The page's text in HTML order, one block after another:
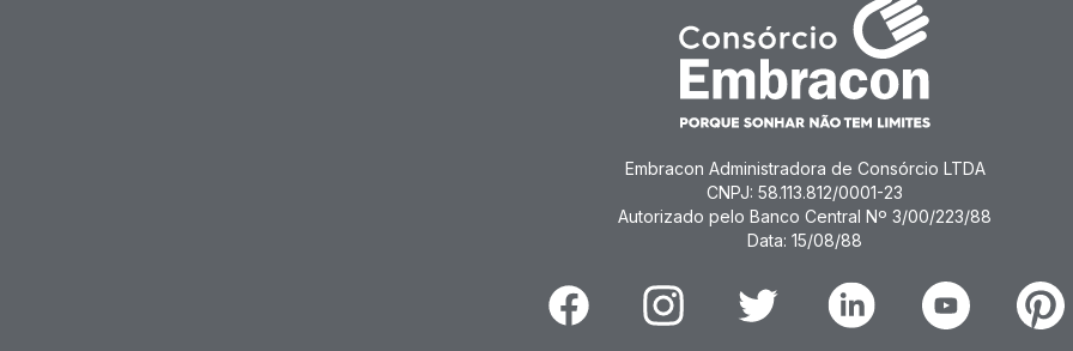
Embracon Administradora de Consórcio LTDA
CNPJ: 58.113.812/0001-23
Autorizado pelo Banco Central Nº 3/00/223/88
Data: 15/08/88
Facebook Instagram Twitter Linkedin Youtube